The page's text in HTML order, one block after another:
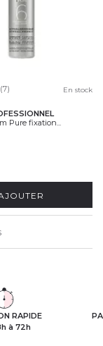
(7) En stock
Pure fixation...
RAPIDE
à 72h